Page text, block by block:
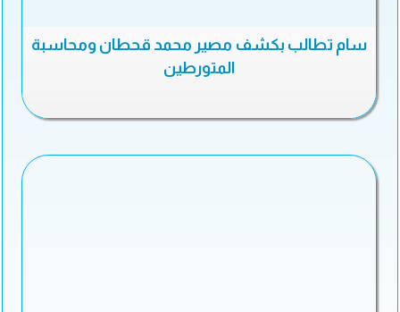
سام تطالب بكشف مصير محمد قحطان ومحاسبة
المتورطين